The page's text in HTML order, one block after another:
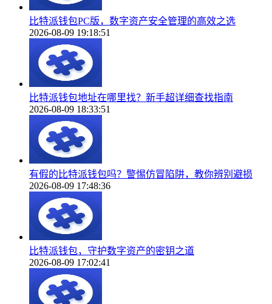
比特派钱包PC版，数字资产安全管理的高效之选
2026-08-09 19:18:51
比特派钱包地址在哪里找？新手超详细查找指南
2026-08-09 18:33:51
有假的比特派钱包吗？警惕仿冒陷阱，教你辨别避损
2026-08-09 17:48:36
比特派钱包，守护数字资产的密钥之道
2026-08-09 17:02:41